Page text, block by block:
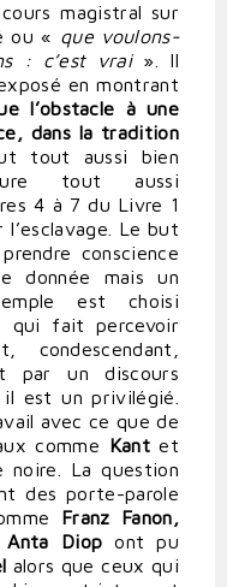
magistral sur
ou « que voulons-
: c’est vrai». Il
en montrant
l’obstacle à une
dans la tradition
tout aussi bien
tout aussi
4 à 7 du Livre 1
l’esclavage. Le but
conscience
donnée mais un
est choisi
qui fait percevoir
condescendant,
par un discours
est un privilégié.
avec ce que de
comme
Kantet
La question
des porte-parole
Franz Fanon,
Anta Diop ont pu
alors que ceux qui